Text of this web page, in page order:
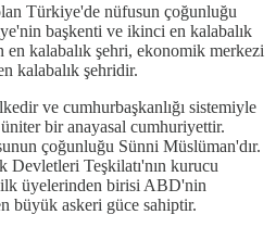
Türkiye'de nüfusun çoğunluğu
başkenti ve ikinci en kalabalık
kalabalık şehri, ekonomik merkezi
kalabalık şehridir.
ve cumhurbaşkanlığı sistemiyle
bir anayasal cumhuriyettir.
çoğunluğu Sünni Müslüman'dır.
Teşkilatı'nın kurucu
üyelerinden birisi ABD'nin
büyük askeri güce sahiptir.